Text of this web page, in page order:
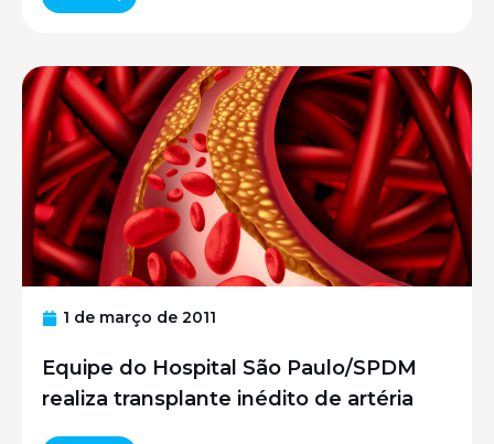
1 de março de 2011
Equipe do Hospital São Paulo/SPDM
realiza transplante inédito de artéria